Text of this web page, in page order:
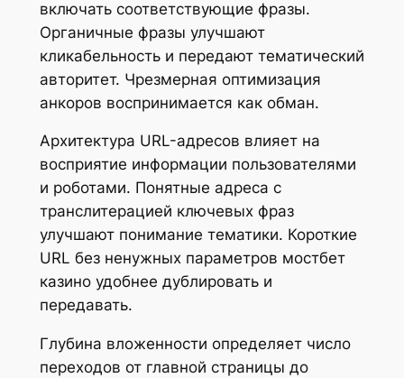
включать соответствующие фразы.
Органичные фразы улучшают
кликабельность и передают тематический
авторитет. Чрезмерная оптимизация
анкоров воспринимается как обман.
Архитектура URL-адресов влияет на
восприятие информации пользователями
и роботами. Понятные адреса с
транслитерацией ключевых фраз
улучшают понимание тематики. Короткие
URL без ненужных параметров мостбет
казино удобнее дублировать и
передавать.
Глубина вложенности определяет число
переходов от главной страницы до